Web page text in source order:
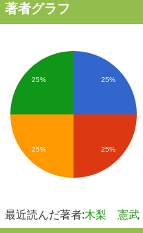
著者グラフ
25%
25%
25% 25%
最近読んだ著者:木梨 憲武